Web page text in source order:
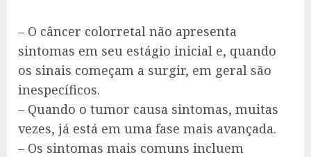
– O câncer colorretal não apresenta
sintomas em seu estágio inicial e, quando
os sinais começam a surgir, em geral são
inespecíficos.
– Quando o tumor causa sintomas, muitas
vezes, já está em uma fase mais avançada.
– Os sintomas mais comuns incluem